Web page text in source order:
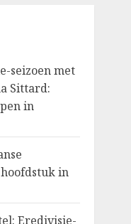
seizoen met
Sittard:
in
in
Eredivisie-